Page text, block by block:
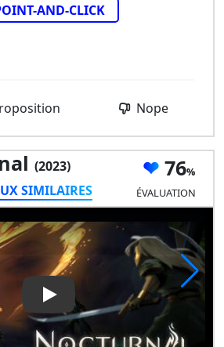
AND-CLICK
Nope
(2023)
SIMILAIRES
76
ÉVALUATION
Play Video: Nocturnal